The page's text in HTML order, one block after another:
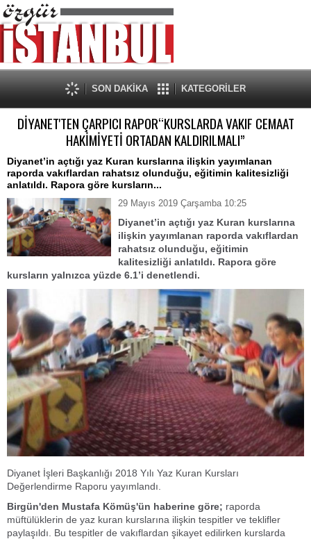
SON DAKİKA KATEGORİLER
DİYANET'TEN ÇARPICI RAPOR“KURSLARDA VAKIF CEMAAT
HAKİMİYETİ ORTADAN KALDIRILMALI”
Diyanet’in açtığı yaz Kuran kurslarına ilişkin yayımlanan
raporda vakıflardan rahatsız olunduğu, eğitimin kalitesizliği
anlatıldı. Rapora göre kursların...
29 Mayıs 2019 Çarşamba 10:25
Diyanet’in açtığı yaz Kuran kurslarına
ilişkin yayımlanan raporda vakıflardan
rahatsız olunduğu, eğitimin
kalitesizliği anlatıldı. Rapora göre
kursların yalnızca yüzde 6.1’i denetlendi.
Diyanet İşleri Başkanlığı 2018 Yılı Yaz Kuran Kursları
Değerlendirme Raporu yayımlandı.
Birgün'den Mustafa Kömüş'ün haberine göre; raporda
müftülüklerin de yaz kuran kurslarına ilişkin tespitler ve teklifler
paylaşıldı. Bu tespitler de vakıflardan şikayet edilirken kurslarda